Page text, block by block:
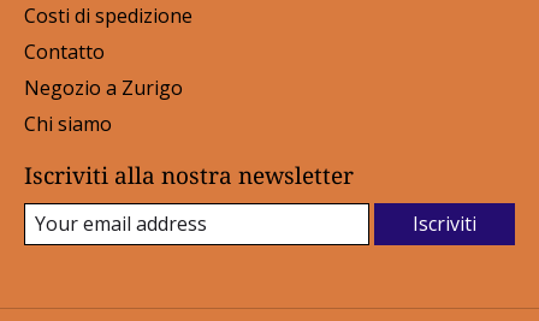
Costi di spedizione
Contatto
Negozio a Zurigo
Chi siamo
Iscriviti alla nostra newsletter
Iscriviti